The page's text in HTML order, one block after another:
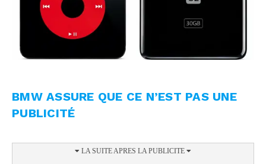
BMW ASSURE QUE CE N’EST PAS UNE
PUBLICITÉ